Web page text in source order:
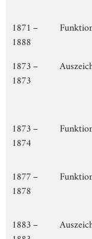
1871 –
1888
1873 –
1873
1873 –
1874
1877 –
1878
1883 –